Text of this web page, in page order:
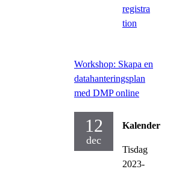
registra
tion
Workshop: Skapa en
datahanteringsplan
med DMP online
12
dec
Kalender
Tisdag
2023-